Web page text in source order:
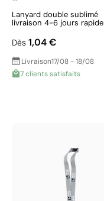
Lanyard double sublimé
livraison 4-6 jours rapide
Dès 1,04 €
Livraison17/08 - 18/08
7 clients satisfaits